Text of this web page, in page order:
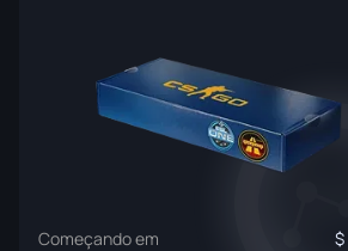
Começando em